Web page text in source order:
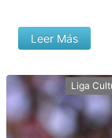
Leer Más
Liga